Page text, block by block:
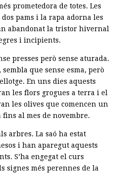
prometedora de totes. Les
pams i la rapa adorna les
abandonat la tristor hivernal
i incipients.
presses però sense aturada.
que sense esma, però
En uns dies aquests
les flors grogues a terra i el
les olives que comencen un
al mes de novembre.
arbres. La saó ha estat
i han aparegut aquests
S’ha engegat el curs
signes més perennes de la